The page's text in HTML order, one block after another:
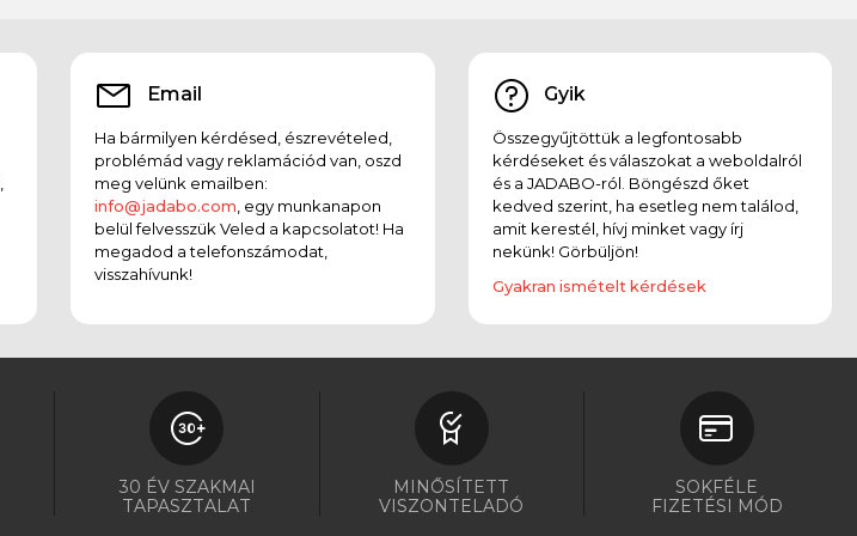
Email
Ha bármilyen kérdésed, észrevételed,
problémád vagy reklamációd van, oszd
meg velünk emailben:
info@jadabo.com , egy munkanapon
belül felvesszük Veled a kapcsolatot! Ha
megadod a telefonszámodat,
visszahívunk!
Gyik
Összegyűjtöttük a legfontosabb
kérdéseket és válaszokat a weboldalról
és a JADABO-ról. Böngészd őket
kedved szerint, ha esetleg nem találod,
amit kerestél, hívj minket vagy írj
nekünk! Görbüljön!
Gyakran ismételt kérdések
30 ÉV SZAKMAI
TAPASZTALAT
MINŐSÍTETT
VISZONTELADÓ
SOKFÉLE
FIZETÉSI MÓD